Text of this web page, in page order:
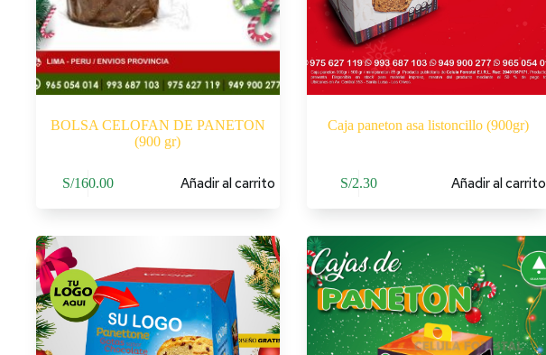
BOLSA CELOFAN DE PANETON
(900 gr)
S/160.00 Añadir al carrito
Caja paneton asa listoncillo (900gr)
S/2.30 Añadir al carrito